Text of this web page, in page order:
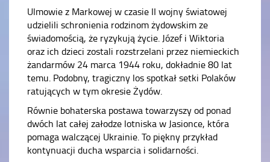
Ulmowie z Markowej w czasie II wojny światowej
udzielili schronienia rodzinom żydowskim ze
świadomością, że ryzykują życie. Józef i Wiktoria
oraz ich dzieci zostali rozstrzelani przez niemieckich
żandarmów 24 marca 1944 roku, dokładnie 80 lat
temu. Podobny, tragiczny los spotkał setki Polaków
ratujących w tym okresie Żydów.
Równie bohaterska postawa towarzyszy od ponad
dwóch lat całej załodze lotniska w Jasionce, która
pomaga walczącej Ukrainie. To piękny przykład
kontynuacji ducha wsparcia i solidarności.